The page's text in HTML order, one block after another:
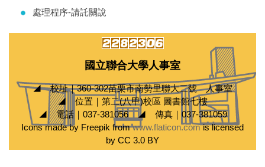
處理程序-請託關說
國立聯合大學人事室
◢ 校址｜360-302苗栗市南勢里聯大二號 人事室
◢ 位置｜第二(八甲)校區 圖書館七樓
◢ 電話｜037-381056 ◢ 傳真｜037-381059
Icons made by Freepik fromwww.flaticon.comis licensed
by CC 3.0 BY